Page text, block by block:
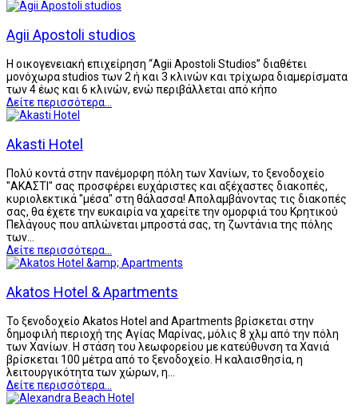
Agii Apostoli studios
Η οικογενειακή επιχείρηση “Agii Apostoli Studios” διαθέτει
μονόχωρα studios των 2 ή και 3 κλινών και τρίχωρα διαμερίσματα
των 4 έως και 6 κλινών, ενώ περιβάλλεται από κήπο
Δείτε περισσότερα...
Akasti Hotel
Πολύ κοντά στην πανέμορφη πόλη των Χανίων, το ξενοδοχείο
"ΑΚΑΣΤΙ" σας προσφέρει ευχάριστες και αξέχαστες διακοπές,
κυριολεκτικά "μέσα" στη θάλασσα! Απολαμβάνοντας τις διακοπές
σας, θα έχετε την ευκαιρία να χαρείτε την ομορφιά του Κρητικού
Πελάγους που απλώνεται μπροστά σας, τη ζωντάνια της πόλης
των…
Δείτε περισσότερα...
Akatos Hotel & Apartments
Το ξενοδοχείο Akatos Hotel and Apartments βρίσκεται στην
δημοφιλή περιοχή της Αγίας Μαρίνας, μόλις 8 χλμ από την πόλη
των Χανίων. Η στάση του λεωφορείου με κατεύθυνση τα Χανιά
βρίσκεται 100 μέτρα από το ξενοδοχείο. Η καλαισθησία, η
λειτουργικότητα των χώρων, η…
Δείτε περισσότερα...